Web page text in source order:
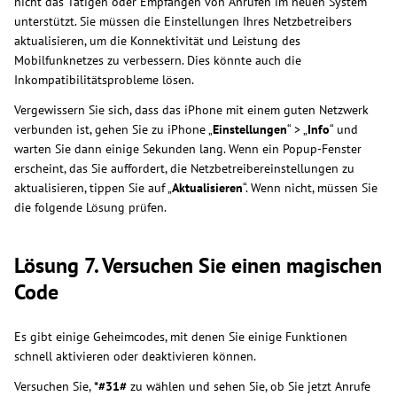
unterstützt. Sie müssen die Einstellungen Ihres Netzbetreibers
aktualisieren, um die Konnektivität und Leistung des
Mobilfunknetzes zu verbessern. Dies könnte auch die
Inkompatibilitätsprobleme lösen.
Vergewissern Sie sich, dass das iPhone mit einem guten Netzwerk
verbunden ist, gehen Sie zu iPhone „Einstellungen“ > „Info“ und
warten Sie dann einige Sekunden lang. Wenn ein Popup-Fenster
erscheint, das Sie auffordert, die Netzbetreibereinstellungen zu
aktualisieren, tippen Sie auf „Aktualisieren“. Wenn nicht, müssen Sie
die folgende Lösung prüfen.
Lösung 7. Versuchen Sie einen magischen
Code
Es gibt einige Geheimcodes, mit denen Sie einige Funktionen
schnell aktivieren oder deaktivieren können.
Versuchen Sie,*#31# zu wählen und sehen Sie, ob Sie jetzt Anrufe